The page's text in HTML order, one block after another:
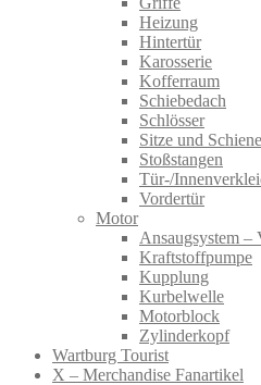
Heizung
Hintertür
Karosserie
Kofferraum
Schiebedach
Schlösser
Sitze und
Stoßstangen
Tür-/
Vordertür
Motor
Ansaugsystem –
Kraftstoffpumpe
Kupplung
Kurbelwelle
Motorblock
Zylinderkopf
Wartburg Tourist
X – Merchandise Fanartikel